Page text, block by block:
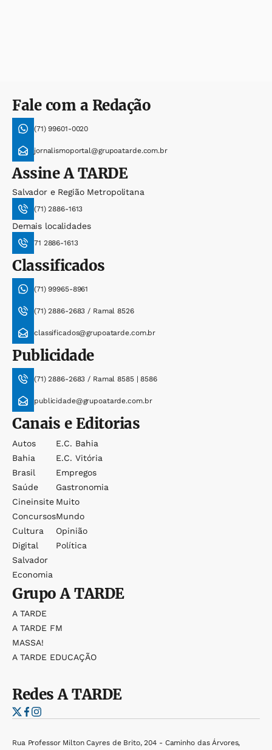
Fale com a Redação
(71) 99601-0020
jornalismoportal@grupoatarde.com.br
AssineA TARDE
Salvador e Região Metropolitana
(71) 2886-1613
Demais localidades
71 2886-1613
Classificados
(71) 99965-8961
(71) 2886-2683 / Ramal 8526
classificados@grupoatarde.com.br
Publicidade
(71) 2886-2683 / Ramal 8585 | 8586
publicidade@grupoatarde.com.br
Canais e Editorias
Autos
Bahia
Brasil
Saúde
Cineinsite
Concursos
Cultura
Digital
Salvador
Economia
E.c. Bahia
E.c. Vitória
Empregos
Gastronomia
Muito
Mundo
Opinião
Política
GrupoA TARDE
A TARDE
A TARDE FM
MASSA!
A TARDE EDUCAÇÃO
RedesA TARDE
Rua Professor Milton Cayres de Brito, 204 - Caminho das Árvores,